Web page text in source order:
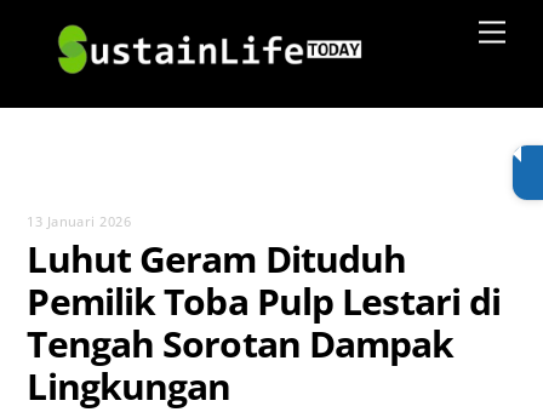
content
13 Januari 2026
Luhut Geram Dituduh
Pemilik Toba Pulp Lestari di
Tengah Sorotan Dampak
Lingkungan